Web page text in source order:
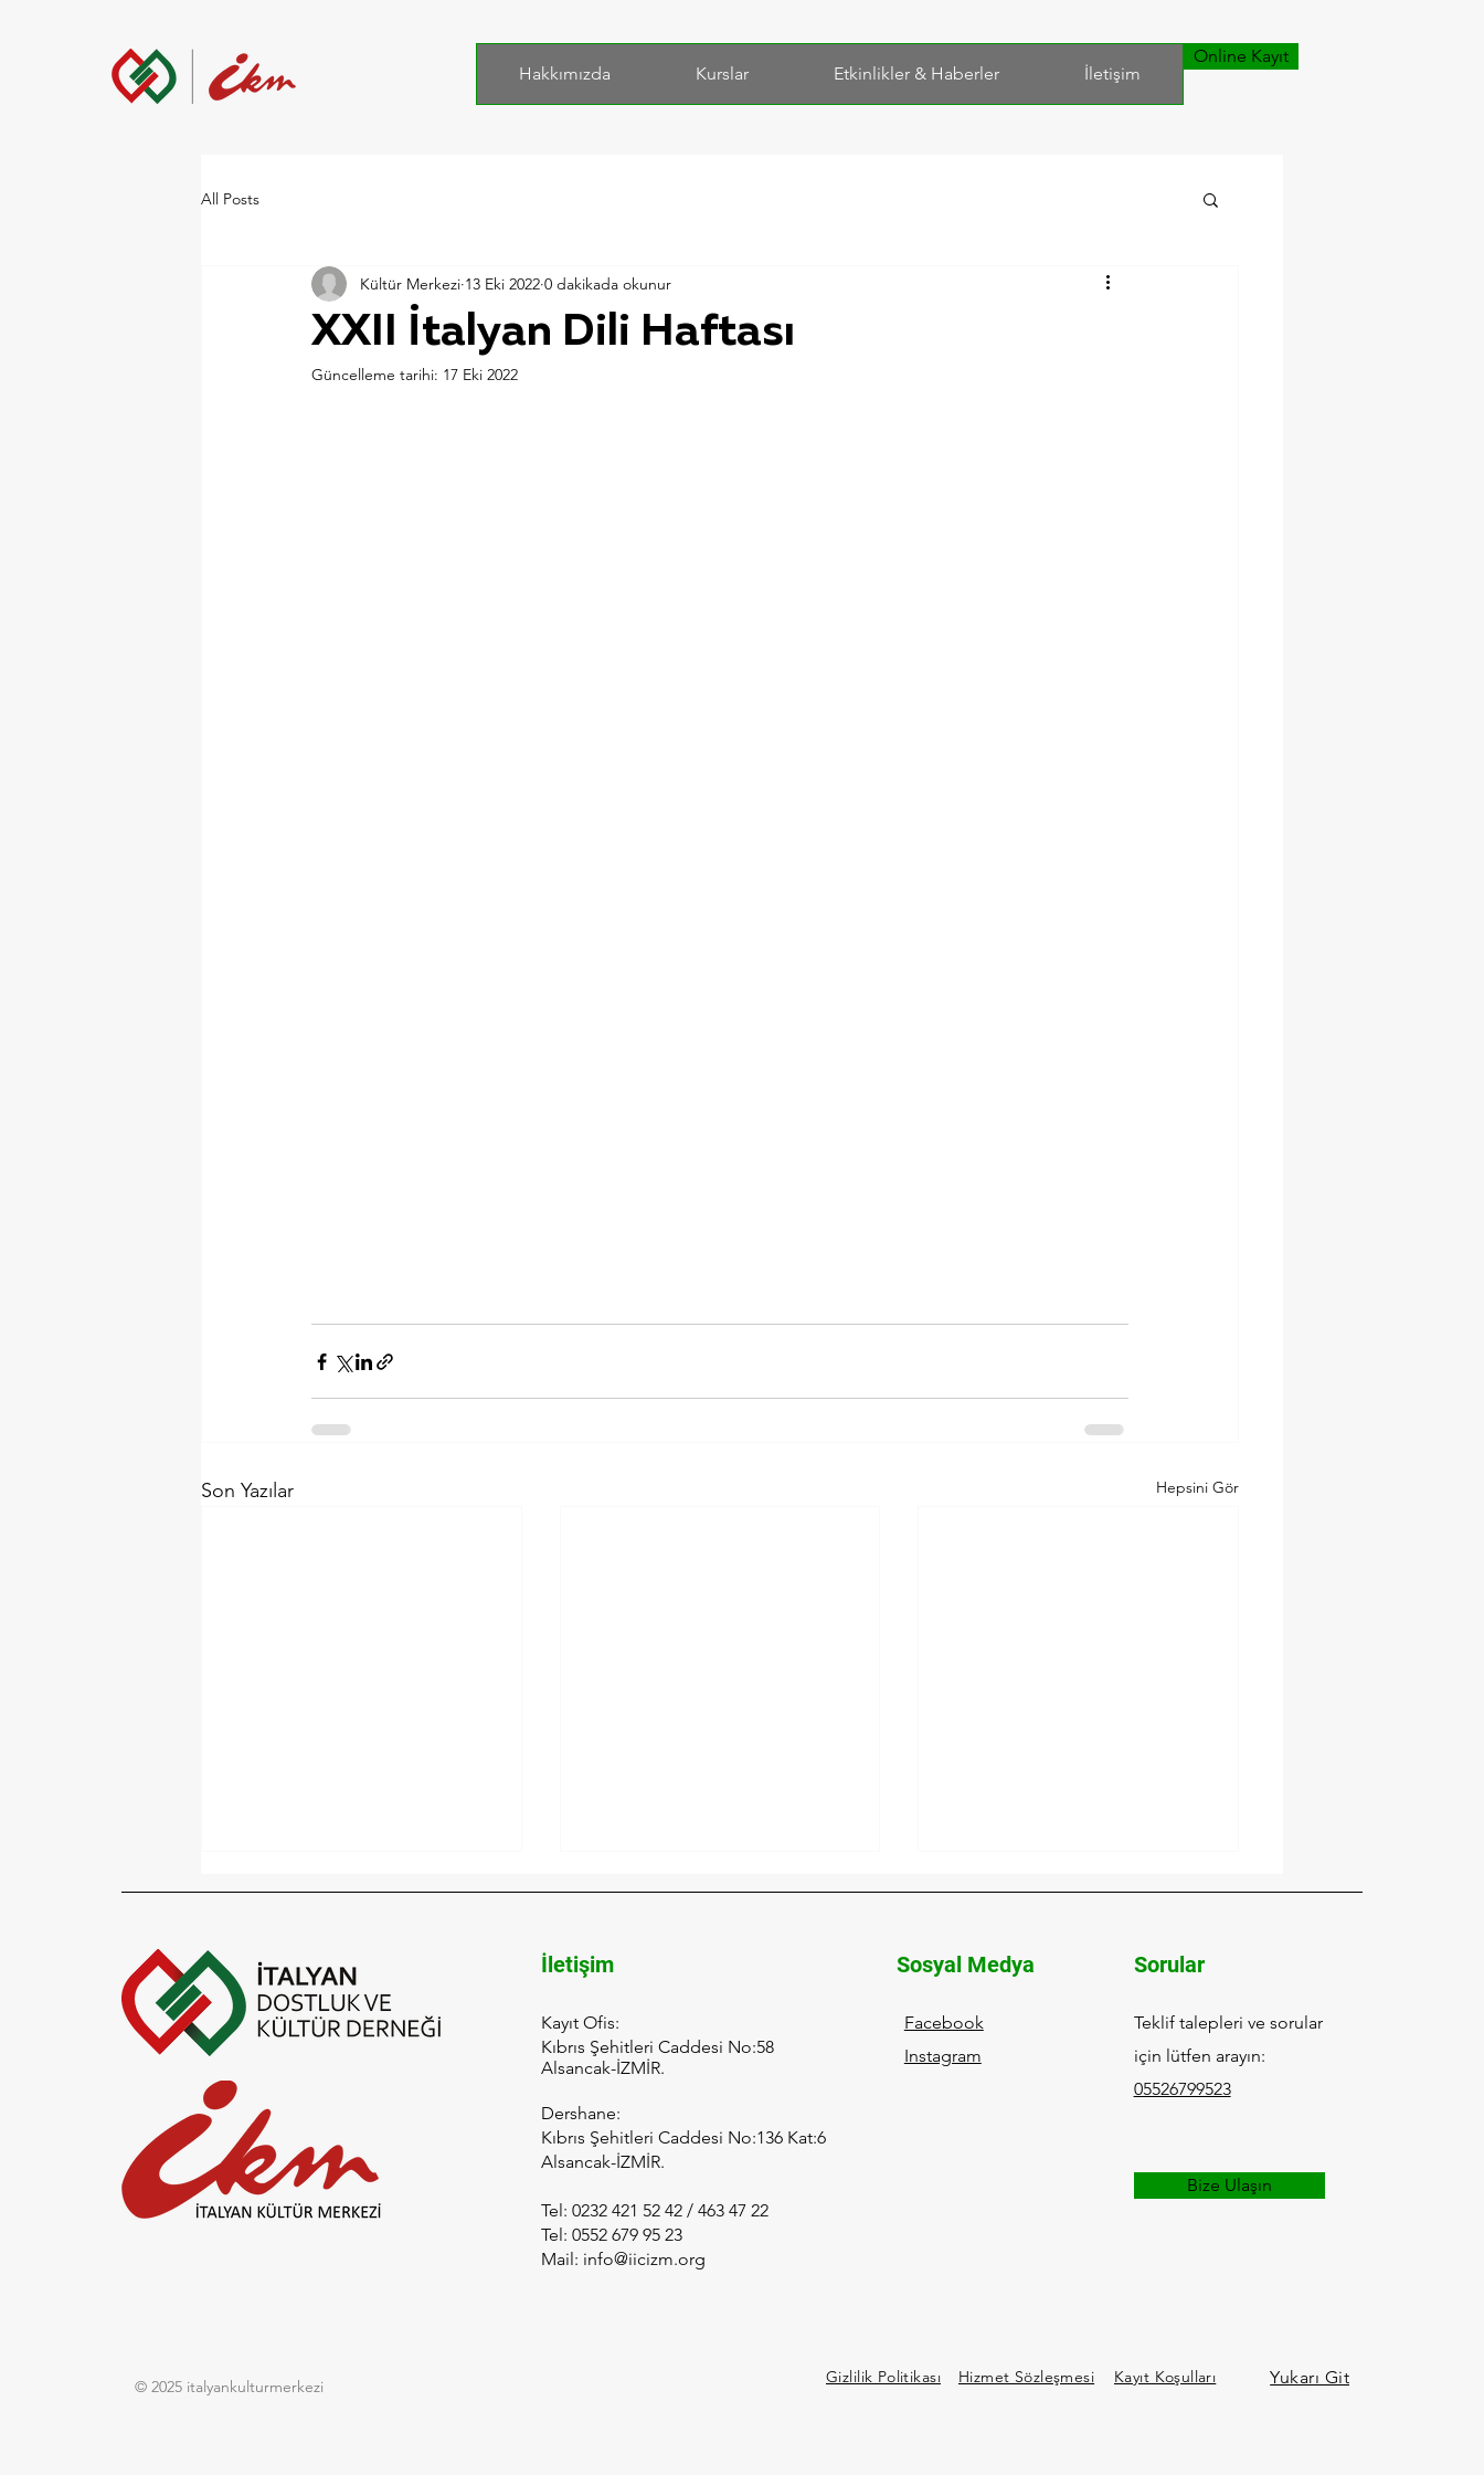
Hakkımızda Kurslar Etkinlikler & Haberler İletişim
Online Kayıt
All Posts
XXII İtalyan Dili Haftası
Kültür Merkezi 13 Eki 2022 0 dakikada okunur
Güncelleme tarihi: 17 Eki 2022
Son Yazılar Hepsini Gör
görüşmek üzere
Gülşah Elikbank’tan
Tarih ve Kurgunun
Büyüleyici Buluşması
İtalyan Dostluk ve Kültür
Derneği Kanser Farkındalığı
İletişim
Kayıt Ofis:
Kıbrıs Şehitleri Caddesi No:58
Alsancak-İZMİR.
Dershane:
Kıbrıs Şehitleri Caddesi No:136 Kat:6
Alsancak-İZMİR.
Tel: 0232 421 52 42 / 463 47 22
Tel: 0552 679 95 23
Mail: info@iicizm.org
Sosyal Medya
Facebook
Instagram
Sorular
Teklif talepleri ve sorular
için lütfen arayın:
05526799523
Bize Ulaşın
© 2025 italyankulturmerkezi Gizlilik Politikası Hizmet Sözleşmesi Kayıt Koşulları Yukarı Git